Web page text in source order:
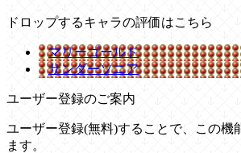
ドロップするキャラの評価はこちら
マリーゴールド
サンダーソニア
ユーザー登録のご案内
ユーザー登録(無料)することで、この機
ます。